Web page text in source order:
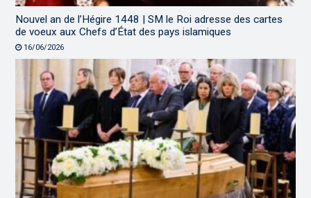
Nouvel an de l’Hégire 1448 | SM le Roi adresse des cartes
de voeux aux Chefs d’État des pays islamiques
16/06/2026